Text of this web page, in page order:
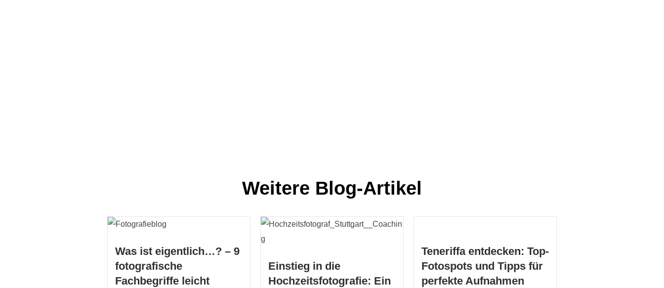
Weitere Blog-Artikel
Was ist eigentlich…? – 9
fotografische
Fachbegriffe leicht
Einstieg in die
Hochzeitsfotografie: Ein
Teneriffa entdecken: Top-
Fotospots und Tipps für
perfekte Aufnahmen